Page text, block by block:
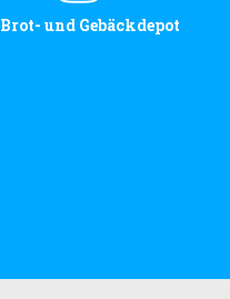
Brot- und Gebäckdepot